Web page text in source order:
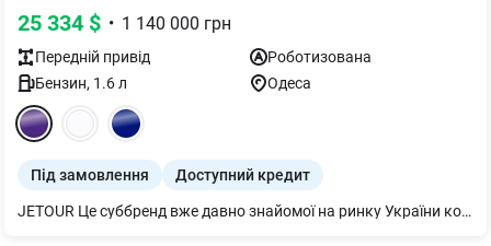
25 334 $ • 1 140 000 грн
Передній привід
Роботизована
Бензин, 1.6л Одеса
Під замовлення Доступний кредит
JETOUR Це суббренд вже давно знайомої на ринку України компанії Chery Automobile Co. Ltd., створений у 2018 році підрозділом холдингу Chery Commercial Vehicle Company і розрахований на більш молоду аудиторію. Базуючись на накопиченому за понад 20 років досвіді у виробництві автомобілів, з урахуванням власних розробок міжнародної команди фахівців, JETOUR представляє сімейство інноваційних та інтелектуальних кросоверів